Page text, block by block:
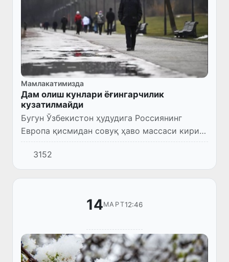
Мамлакатимизда
Дам олиш кунлари ёғингарчилик
кузатилмайди
Бугун Ўзбекистон ҳудудига Россиянинг
Европа қисмидан совуқ ҳаво массаси кириб
келди, республика ҳудудининг катта қисмида
беқарор об-ҳаво сақланиб туради.
3152
14МАРТ12:46